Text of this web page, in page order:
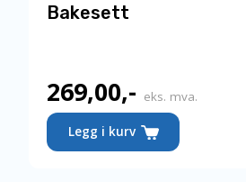
Bakesett
269,00,-
Nåværende
pris
er:
eks. mva.
Legg i kurv